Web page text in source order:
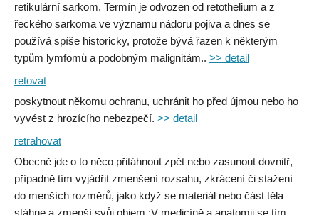
retikulární sarkom. Termín je odvozen od retothelium a z
řeckého sarkoma ve významu nádoru pojiva a dnes se
používá spíše historicky, protože bývá řazen k některým
typům lymfomů a podobným malignitám.. >> detail
retovat
poskytnout někomu ochranu, uchránit ho před újmou nebo ho
vyvést z hrozícího nebezpečí. >> detail
retrahovat
Obecně jde o to něco přitáhnout zpět nebo zasunout dovnitř,
případně tím vyjádřit zmenšení rozsahu, zkrácení či stažení
do menších rozměrů, jako když se materiál nebo část těla
stáhne a zmenší svůj objem.;V medicíně a anatomii se tím